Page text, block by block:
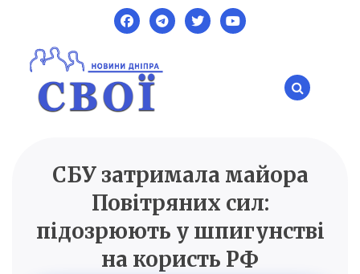
content
SVOI.DP.UA
Новини Дніпра
СБУ затримала майора
Повітряних сил:
підозрюють у шпигунстві
на користь РФ